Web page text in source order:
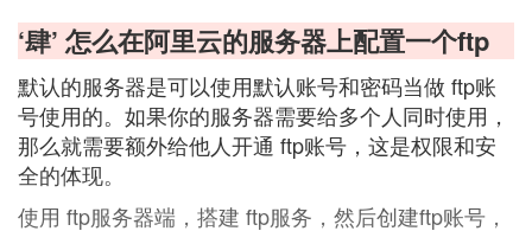
‘肆’ 怎么在阿里云的服务器上配置一个ftp
默认的服务器是可以使用默认账号和密码当做 ftp账
号使用的。如果你的服务器需要给多个人同时使用，
那么就需要额外给他人开通 ftp账号，这是权限和安
全的体现。
使用 ftp服务器端，搭建 ftp服务，然后创建ftp账号，